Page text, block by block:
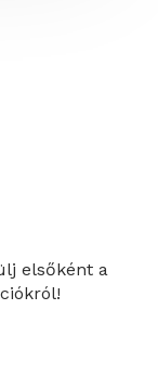
elsőként a